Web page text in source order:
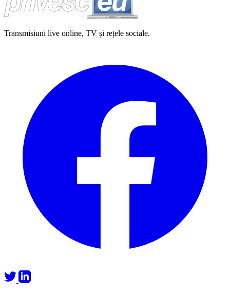
Transmisiuni live online, TV și rețele sociale.